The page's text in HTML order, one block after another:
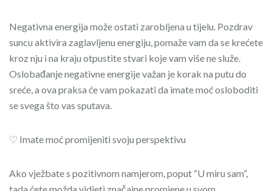
Negativna energija može ostati zarobljena u tijelu. Pozdrav
suncu aktivira zaglavljenu energiju, pomaže vam da se krećete
kroz nju i na kraju otpustite stvari koje vam više ne služe.
Oslobađanje negativne energije važan je korak na putu do
sreće, a ova praksa će vam pokazati da imate moć osloboditi
se svega što vas sputava.
♡ Imate moć promijeniti svoju perspektivu
Ako vježbate s pozitivnom namjerom, poput “U miru sam”,